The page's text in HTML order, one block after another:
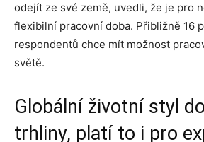
odejít ze své země, uvedli, že je pro
flexibilní pracovní doba. Přibližně 16
respondentů chce mít možnost
světě.
Globální životní styl
trhliny, platí to i pro